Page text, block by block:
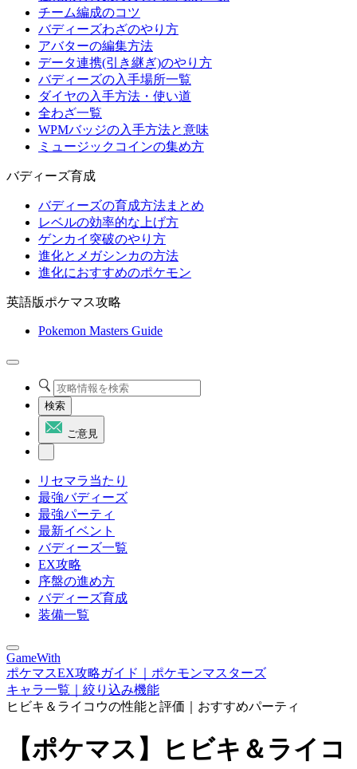
チーム編成のコツ
バディーズわざのやり方
アバターの編集方法
データ連携(引き継ぎ)のやり方
バディーズの入手場所一覧
ダイヤの入手方法・使い道
全わざ一覧
WPMバッジの入手方法と意味
ミュージックコインの集め方
バディーズ育成
バディーズの育成方法まとめ
レベルの効率的な上げ方
ゲンカイ突破のやり方
進化とメガシンカの方法
進化におすすめのポケモン
英語版ポケマス攻略
Pokemon Masters Guide
検索
ご意見
リセマラ当たり
最強バディーズ
最強パーティ
最新イベント
バディーズ一覧
EX攻略
序盤の進め方
バディーズ育成
装備一覧
GameWith
ポケマスEX攻略ガイド｜ポケモンマスターズ
キャラ一覧｜絞り込み機能
ヒビキ＆ライコウの性能と評価｜おすすめパーティ
【ポケマス】ヒビキ＆ライコ